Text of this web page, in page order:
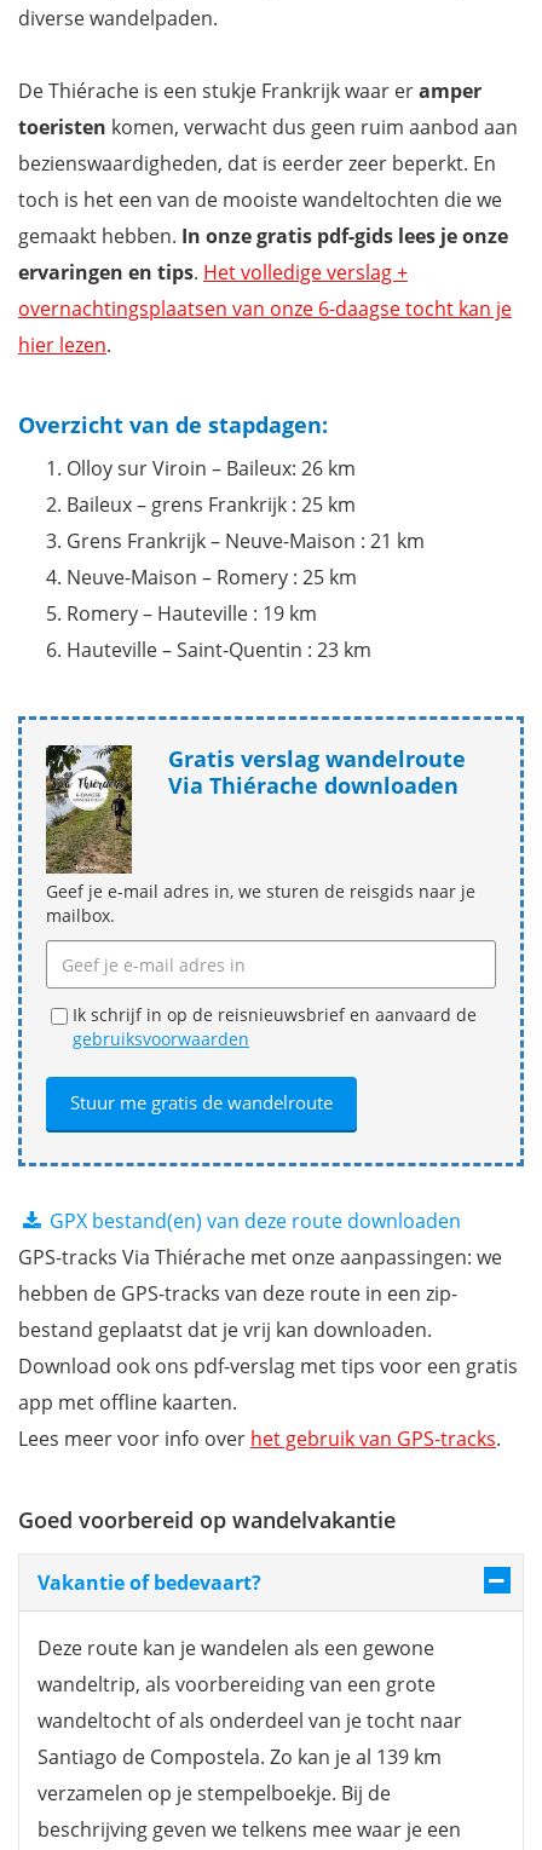
diverse wandelpaden.
De Thiérache is een stukje Frankrijk waar eramper
toeristen komen, verwacht dus geen ruim aanbod aan
bezienswaardigheden, dat is eerder zeer beperkt. En
toch is het een van de mooiste wandeltochten die we
gemaakt hebben. In onze gratis pdf-gids lees je onze
ervaringen en tips. Het volledige verslag +
overnachtingsplaatsen van onze 6-daagse tocht kan je
hier lezen.
Overzicht van de stapdagen:
Olloy sur Viroin – Baileux: 26 km
Baileux – grens Frankrijk : 25 km
Grens Frankrijk – Neuve-Maison : 21 km
Neuve-Maison – Romery : 25 km
Romery – Hauteville : 19 km
Hauteville – Saint-Quentin : 23 km
Gratis verslag wandelroute
Via Thiérache downloaden
Geef je e-mail adres in, we sturen de reisgids naar je
mailbox.
Ik schrijf in op de reisnieuwsbrief en aanvaard de
gebruiksvoorwaarden
GPX bestand(en) van deze route downloaden
GPS-tracks Via Thiérache met onze aanpassingen: we
hebben de GPS-tracks van deze route in een zip-
bestand geplaatst dat je vrij kan downloaden.
Download ook ons pdf-verslag met tips voor een gratis
app met offline kaarten.
Lees meer voor info over het gebruik van GPS-tracks.
Goed voorbereid op wandelvakantie
Vakantie of bedevaart?
Deze route kan je wandelen als een gewone
wandeltrip, als voorbereiding van een grote
wandeltocht of als onderdeel van je tocht naar
Santiago de Compostela. Zo kan je al 139 km
verzamelen op je stempelboekje. Bij de
beschrijving geven we telkens mee waar je een